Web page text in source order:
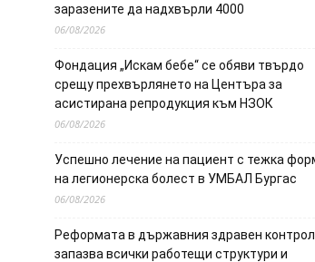
заразените да надхвърли 4000
06/08/2026
Фондация „Искам бебе“ се обяви твърдо
срещу прехвърлянето на Центъра за
асистирана репродукция към НЗОК
06/08/2026
Успешно лечение на пациент с тежка
на легионерска болест в УМБАЛ Бургас
06/08/2026
Реформата в държавния здравен контрол
запазва всички работещи структури и